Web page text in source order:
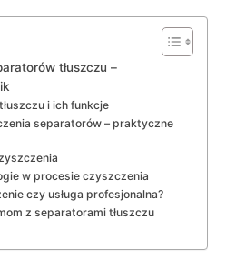
tłuszczu –
i ich funkcje
separatorów – praktyczne
w procesie czyszczenia
czy usługa profesjonalna?
z separatorami tłuszczu